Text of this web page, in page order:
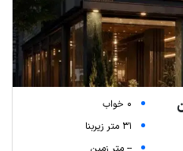
0 خواب
31 متر زیربنا